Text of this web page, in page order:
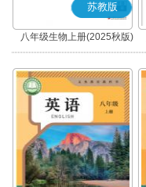
苏教版
八年级生物上册(2025秋版)